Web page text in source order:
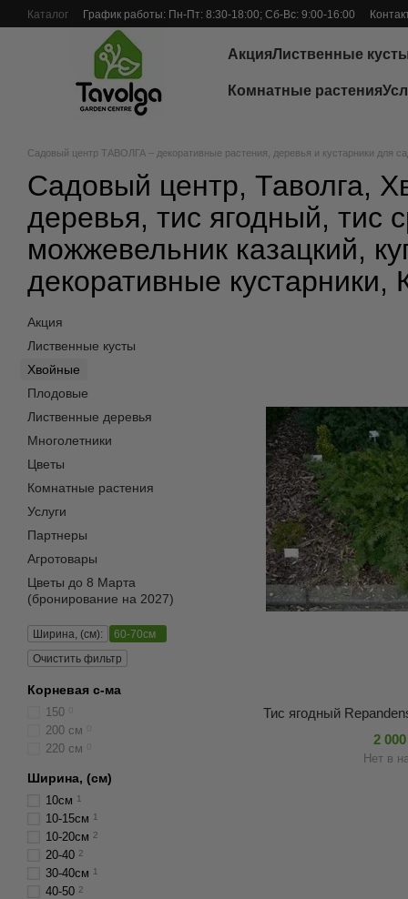
Перейти к основному контенту
Каталог График работы: Пн-Пт: 8:30-18:00; Сб-Вс: 9:00-16:00
Отзывы о магазине
АкцияЛиственные
Комнатные растения
Садовый центр ТАВОЛГА – декоративные растения, деревья и кустарники для
Садовый центр, Таволга,
деревья, тис ягодный, тис
можжевельник казацкий,
декоративные кустарники,
Тис ягодный
2
Нет в
Акция
Лиственные кусты
Хвойные
Плодовые
Лиственные деревья
Многолетники
Цветы
Комнатные растения
Услуги
Партнеры
Агротовары
Цветы до 8 Марта
(бронирование на 2027)
Ширина, (см):
60-70см
Очистить фильтр
Корневая с-ма
150
200 см
220 см
Ширина, (см)
10см 1
10-15см 1
10-20см 2
20-40 2
30-40см 1
40-50 2